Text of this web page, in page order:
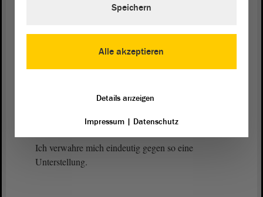
ging überhaupt nicht darum, Leid aufzuführen.
Anschlagsopfer sagen: Nun jammere nicht so
herum, es war ja nicht so schlimm wie der
(Zustimmung bei der CDU und bei der FDP -
Beifall bei der AfD)
Ich verwahre mich eindeutig gegen so eine
Unterstellung.
Alle akzeptieren
Speichern
Details anzeigen
Impressum| Datenschutz